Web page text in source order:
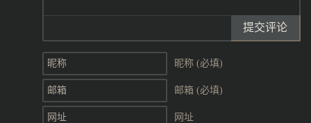
提交评论
昵称 (必填)
邮箱 (必填)
网址